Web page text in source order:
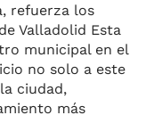
refuerza los
Valladolid Esta
municipal en el
no solo a este
ciudad,
más